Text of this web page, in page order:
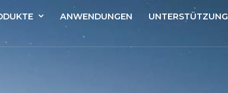
ANWENDUNGEN
UNTERSTÜTZUNG